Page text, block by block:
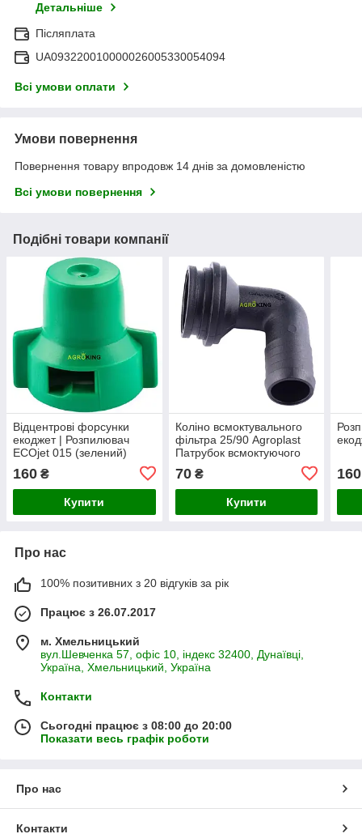
Детальніше
Післяплата
UA093220010000026005330054094
Всі умови оплати
Умови повернення
Повернення товару впродовж 14 днів за домовленістю
Всі умови повернення
Подібні товари компанії
Відцентрові форсунки
екоджет | Розпилювач
ECOjet 015 (зелений)
160 ₴
Купити
Коліно всмоктувального
фільтра 25/90 Agroplast
Патрубок всмоктуючого
Агропласт
70₴
Купити
160
Про нас
100% позитивних з 20 відгуків за рік
Працює з 26.07.2017
м. Хмельницький
вул.Шевченка 57, офіс 10, індекс 32400, Дунаївці,
Україна, Хмельницький, Україна
Контакти
Сьогодні працює з 08:00 до 20:00
Показати весь графік роботи
Про нас
Контакти